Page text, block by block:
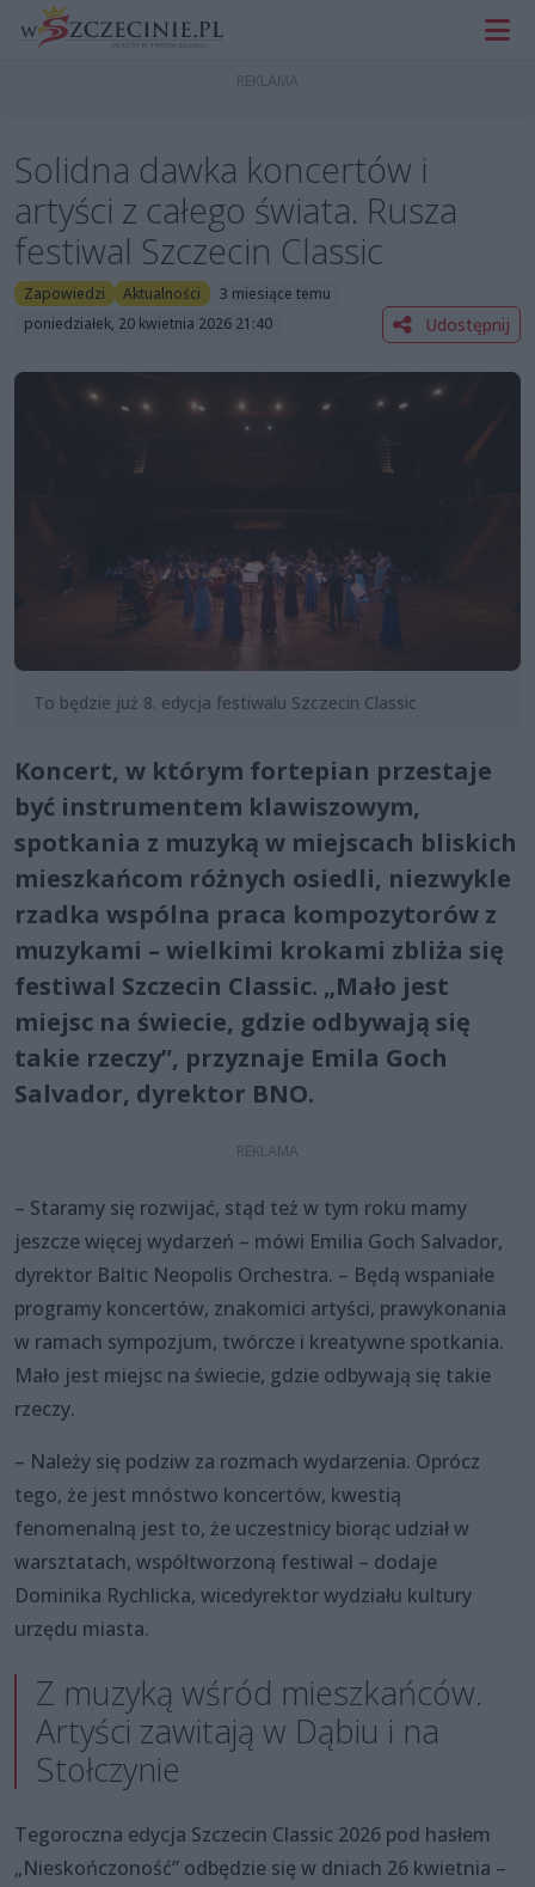
Solidna dawka koncertów i
artyści z całego świata. Rusza
festiwal Szczecin Classic
Zapowiedzi Aktualności
3 miesiące temu
poniedziałek, 20 kwietnia 2026 21:40
Udostępnij
To będzie już 8. edycja festiwalu Szczecin Classic
Koncert, w którym fortepian przestaje
być instrumentem klawiszowym,
spotkania z muzyką w miejscach bliskich
mieszkańcom różnych osiedli, niezwykle
rzadka wspólna praca kompozytorów z
muzykami – wielkimi krokami zbliża się
festiwal Szczecin Classic. „Mało jest
miejsc na świecie, gdzie odbywają się
takie rzeczy”, przyznaje Emila Goch
Salvador, dyrektor BNO.
– Staramy się rozwijać, stąd też w tym roku mamy
jeszcze więcej wydarzeń – mówi Emilia Goch Salvador,
dyrektor Baltic Neopolis Orchestra. – Będą wspaniałe
programy koncertów, znakomici artyści, prawykonania
w ramach sympozjum, twórcze i kreatywne spotkania.
Mało jest miejsc na świecie, gdzie odbywają się takie
rzeczy.
– Należy się podziw za rozmach wydarzenia. Oprócz
tego, że jest mnóstwo koncertów, kwestią
fenomenalną jest to, że uczestnicy biorąc udział w
warsztatach, współtworzoną festiwal – dodaje
Dominika Rychlicka, wicedyrektor wydziału kultury
urzędu miasta.
Z muzyką wśród mieszkańców.
Artyści zawitają w Dąbiu i na
Stołczynie
Tegoroczna edycja Szczecin Classic 2026 pod hasłem
„Nieskończoność” odbędzie się w dniach 26 kwietnia –